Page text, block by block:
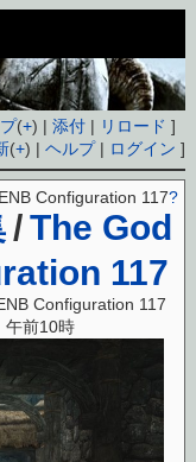
(+) |添付 | リロード ]
(+) |ヘルプ| ログイン ]
/The God
117
Configuration 117?
Configuration 117
午前10時